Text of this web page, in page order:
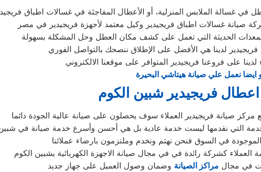
غسالة الملابس المنزلية، أو الأعطال المفاجئة في غسالات اطباق
الحديثة التي تعمل على كشف مكان العطل وحل المشكلة بسهولة
فريجيدير لدينا هي الأفضل على الإطلاق ننصحك بالتواصل الفوري
ايضا نعمل علي صيانة هيتاشي البحيرة
اعطال فريجيدير شبين الكوم
مركز صيانة فريجيدير العملاء سوف يحصلون على صيانة عالية الجودة دائما
التي نقدمها ليست خدمة عادية بل هي أحسن وأسرع خدمة صيانة في
في السوق فنحن نهتم ونخدم وملتزمون بارضاء عملائنا
كشركة رائدة في في مجال صيانة الاجهزة الكهربائية بشبين الكوم
في مجال مراكز الصيانة وضمان وصول العميل على جهاز جديد